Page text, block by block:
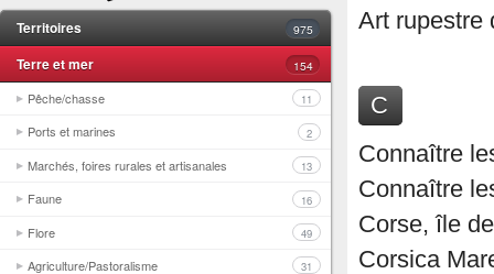
Territoires 975
Terre et mer 154
Pêche/chasse 11
Ports et marines 2
Marchés, foires rurales et artisanales 13
Faune 16
Flore 49
Agriculture/Pastoralisme 31
Art rupestre
C
Connaître
Connaître
Corse, île
Corsica